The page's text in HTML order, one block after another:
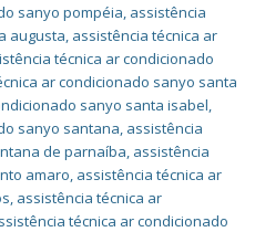
sanyo pompéia, assistência
augusta, assistência técnica ar
técnica ar condicionado
ar condicionado sanyo santa
sanyo santa isabel,
sanyo santana, assistência
de parnaíba, assistência
amaro, assistência técnica ar
, assistência técnica ar
técnica ar condicionado